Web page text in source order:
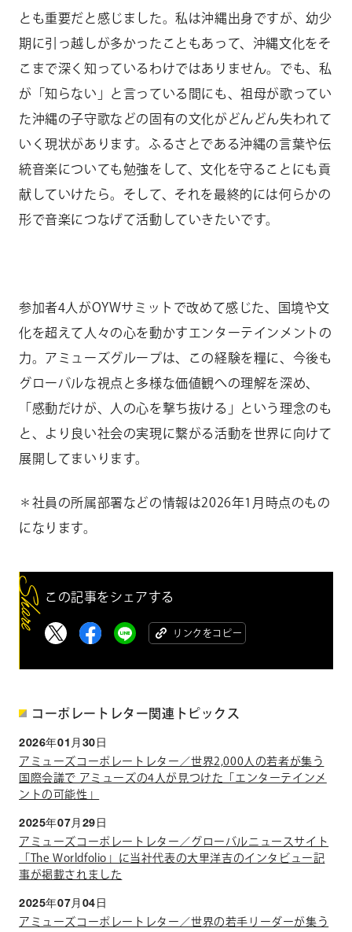
とも重要だと感じました。私は沖縄出身ですが、幼少
期に引っ越しが多かったこともあって、沖縄文化をそ
こまで深く知っているわけではありません。でも、私
が「知らない」と言っている間にも、祖母が歌ってい
た沖縄の子守歌などの固有の文化がどんどん失われて
いく現状があります。ふるさとである沖縄の言葉や伝
統音楽についても勉強をして、文化を守ることにも貢
献していけたら。そして、それを最終的には何らかの
形で音楽につなげて活動していきたいです。
参加者4人がOYWサミットで改めて感じた、国境や文
化を超えて人々の心を動かすエンターテインメントの
力。アミューズグループは、この経験を糧に、今後も
グローバルな視点と多様な価値観への理解を深め、
「感動だけが、人の心を撃ち抜ける」という理念のも
と、より良い社会の実現に繋がる活動を世界に向けて
展開してまいります。
＊社員の所属部署などの情報は2026年1月時点のもの
になります。
この記事をシェアする
リンクをコピー
コーポレートレター関連トピックス
2026年01月30日
アミューズコーポレートレター／世界2,000人の若者が集う
国際会議で アミューズの4人が見つけた「エンターテインメ
ントの可能性」
2025年07月29日
アミューズコーポレートレター／グローバルニュースサイト
「The Worldfolio」に当社代表の大里洋吉のインタビュー記
事が掲載されました
2025年07月04日
アミューズコーポレートレター／世界の若手リーダーが集う